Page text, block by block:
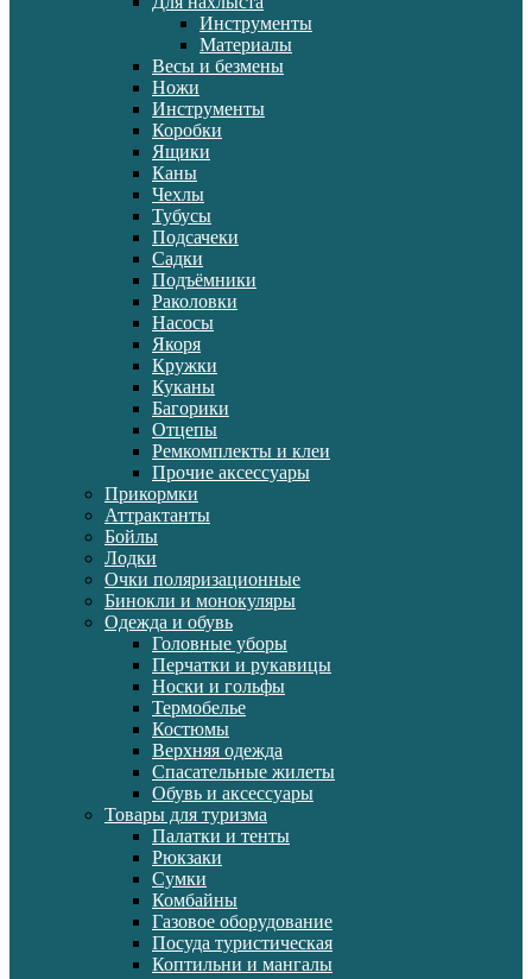
Инструменты
Материалы
Весы и безмены
Ножи
Инструменты
Коробки
Ящики
Каны
Чехлы
Тубусы
Подсачеки
Садки
Подъёмники
Раколовки
Насосы
Якоря
Кружки
Куканы
Багорики
Отцепы
Ремкомплекты и клеи
Прочие аксессуары
Прикормки
Аттрактанты
Бойлы
Лодки
Очки поляризационные
Бинокли и монокуляры
Одежда и обувь
Головные уборы
Перчатки и рукавицы
Носки и гольфы
Термобелье
Костюмы
Верхняя одежда
Спасательные жилеты
Обувь и аксессуары
Товары для туризма
Палатки и тенты
Рюкзаки
Сумки
Комбайны
Газовое оборудование
Посуда туристическая
Коптильни и мангалы